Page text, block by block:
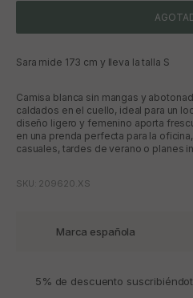
Sara mide 173 cm y lleva la talla S
Camisa blanca sin mangas y
caldados en el cuello, ideal para un
diseño ligero y femenino aporta
en una prenda perfecta para la
casuales, tardes de verano o planes
SKU: 209620.XS
Marca española
5% de descuento